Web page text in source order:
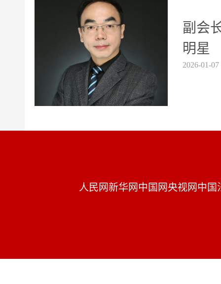
副会
明星
2026-01-07
人民网 新华网 中国网 央视网 中国